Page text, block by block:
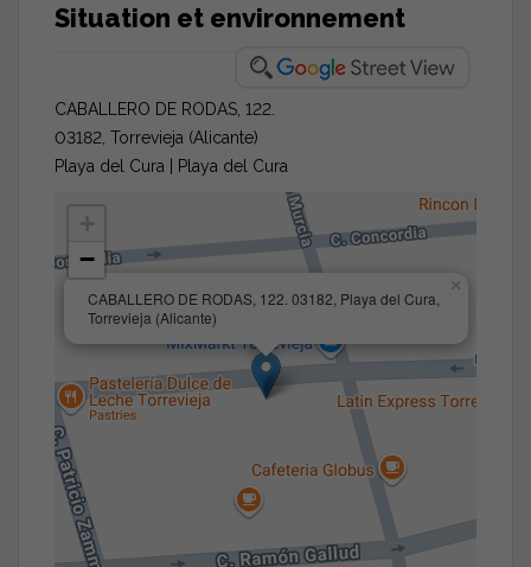
Situation et environnement
CABALLERO DE RODAS, 122.
03182, Torrevieja (Alicante)
Playa del Cura | Playa del Cura
CABALLERO DE RODAS, 122. 03182, Playa del Cura,
Torrevieja (Alicante)
×
−